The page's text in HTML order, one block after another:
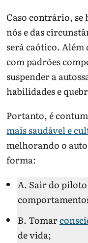
Caso contrário, se
nós e das
será caótico.
com padrões
suspender a
habilidades e
Portanto, é
mais saudável e
melhorando o
forma:
A. Sair do
B. Tomar
de vida;